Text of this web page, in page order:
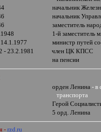
начальник
начальник
заместитель
1-й заместитель
министр путей
- 23.2.1981
член ЦК КПСС
на пенсии
орден Ленина-в
транспорта
Герой
5 орд. Ленина
- rzd.ru